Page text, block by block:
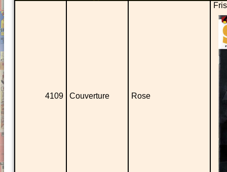
4109 Couverture Rose